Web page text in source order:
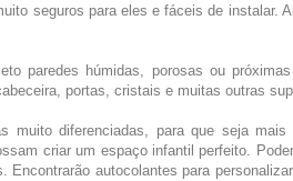
seguros para eles e fáceis de instalar.
paredes húmidas, porosas ou
portas, cristais e muitas outras
muito diferenciadas, para que seja
criar um espaço infantil perfeito.
Encontrarão autocolantes para